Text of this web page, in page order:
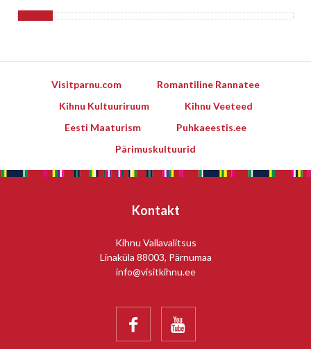
Visitparnu.com
Romantiline Rannatee
Kihnu Kultuuriruum
Kihnu Veeteed
Eesti Maaturism
Puhkaeestis.ee
Pärimuskultuurid
Kontakt
Kihnu Vallavalitsus
Linaküla 88003, Pärnumaa
info@visitkihnu.ee
 